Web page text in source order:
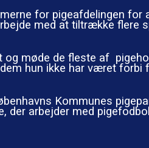
for pigeafdelingen for
med at tiltrække flere
og møde de fleste af
hun ikke har været forbi
Kommunes
der arbejder med